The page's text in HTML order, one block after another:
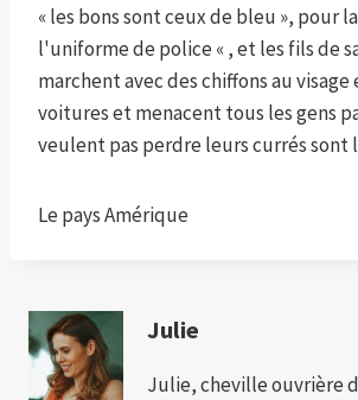
« les bons sont ceux de bleu », pour
l'uniforme de police « , et les fils de
marchent avec des chiffons au
voitures et menacent tous les gens
veulent pas perdre leurs currés sont
Le pays Amérique
Julie
Julie, cheville ouvrière